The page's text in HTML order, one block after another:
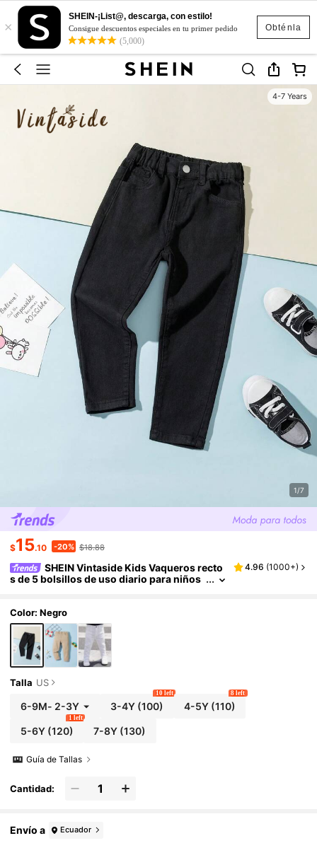
Obténla
×
SHEIN-¡List@, descarga, con estilo!
Consigue descuentos especiales en tu primer pedido
(5,000)
4-7 Years
1/7
$15.10 -20% $18.88
SHEIN Vintaside Kids Vaqueros recto
s de 5 bolsillos de uso diario para niños
4.96 (1000+)
Color: Negro
Talla US
6-9M- 2-3Y 3-4Y (100)
10 left
4-5Y (110)
8 left
5-6Y(120)
1 left
7-8Y (130)
Guía de Tallas
Cantidad:
Envío a Ecuador